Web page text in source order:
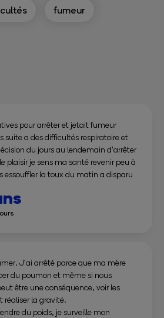
fumeur
pour arrêter et jetait fumeur
suite a des difficultés respiratoire et
du jours au lendemain d'arrêter
plaisir je sens ma santé revenir peu à
essouffler la toux du matin a disparu
J'ai arrêté parce que ma mère
du poumon et même si nous
être une conséquence, voir les
réaliser la gravité.
du poids, je surveille mon